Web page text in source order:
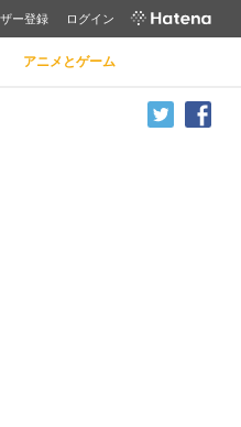
ー登録 ログイン
アニメとゲーム